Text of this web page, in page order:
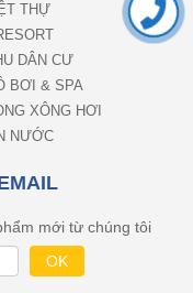
THỰ
DÂN CƯ
BƠI & SPA
XÔNG HƠI
NƯỚC
mới từ chúng tôi